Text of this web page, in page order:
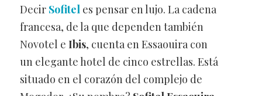
Decir Sofiteles pensar en lujo. La cadena
francesa, de la que dependen también
Novotel e Ibis, cuenta en Essaouira con
un elegante hotel de cinco estrellas. Está
situado en el corazón del complejo de